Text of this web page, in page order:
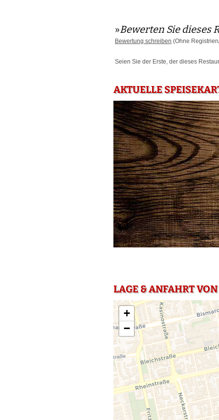
»Bewerten Sie dieses
Bewertung schreiben (Ohne
Seien Sie der Erste, der dieses
AKTUELLE
LAGE & ANFAHRT
+
−